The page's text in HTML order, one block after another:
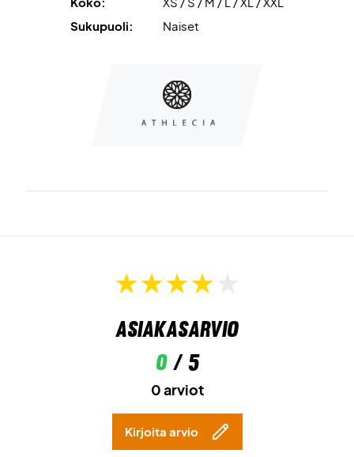
Sukupuoli:
Naiset
Asiakasarvio
0/ 5
0 arviot
Kirjoita arvio